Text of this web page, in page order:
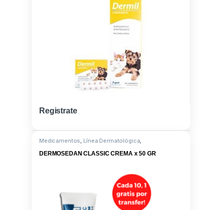
Registrate
Medicamentos, Línea Dermatológica,
DERMOSEDAN CLASSIC CREMA x 50 GR